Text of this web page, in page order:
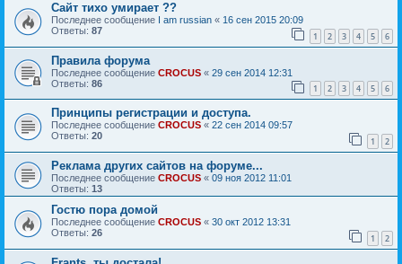
Сайт тихо умирает ??
Последнее сообщение I am russian « 16 сен 2015 20:09
Ответы: 87 1 2 3 4 5 6
Правила форума
Последнее сообщение CROCUS « 29 сен 2014 12:31
Ответы: 86 1 2 3 4 5 6
Принципы регистрации и доступа.
Последнее сообщение CROCUS « 22 сен 2014 09:57
Ответы: 20 1 2
Реклама других сайтов на форуме...
Последнее сообщение CROCUS « 09 ноя 2012 11:01
Ответы: 13
Гостю пора домой
Последнее сообщение CROCUS « 30 окт 2012 13:31
Ответы: 26 1 2